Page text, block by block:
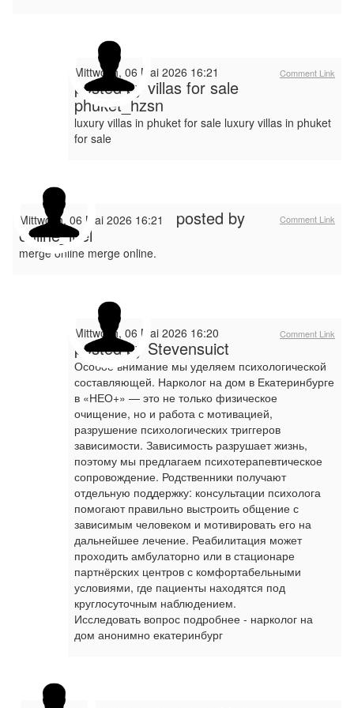
Comment Link
Mittwoch, 06 Mai 2026 16:21
posted by villas for sale
phuket_hzsn
luxury villas in phuket for sale luxury villas in phuket
for sale
Comment Link
Mittwoch, 06 Mai 2026 16:21 posted by
online_ihel
merge online merge online.
Comment Link
Mittwoch, 06 Mai 2026 16:20
posted by Stevensuict
Особое внимание мы уделяем психологической
составляющей. Нарколог на дом в Екатеринбурге
в «НЕО+» — это не только физическое
очищение, но и работа с мотивацией,
разрушение психологических триггеров
зависимости. Зависимость разрушает жизнь,
поэтому мы предлагаем психотерапевтическое
сопровождение. Родственники получают
отдельную поддержку: консультации психолога
помогают правильно выстроить общение с
зависимым человеком и мотивировать его на
дальнейшее лечение. Реабилитация может
проходить амбулаторно или в стационаре
партнёрских центров с комфортабельными
условиями, где пациенты находятся под
круглосуточным наблюдением.
Исследовать вопрос подробнее - нарколог на
дом анонимно екатеринбург